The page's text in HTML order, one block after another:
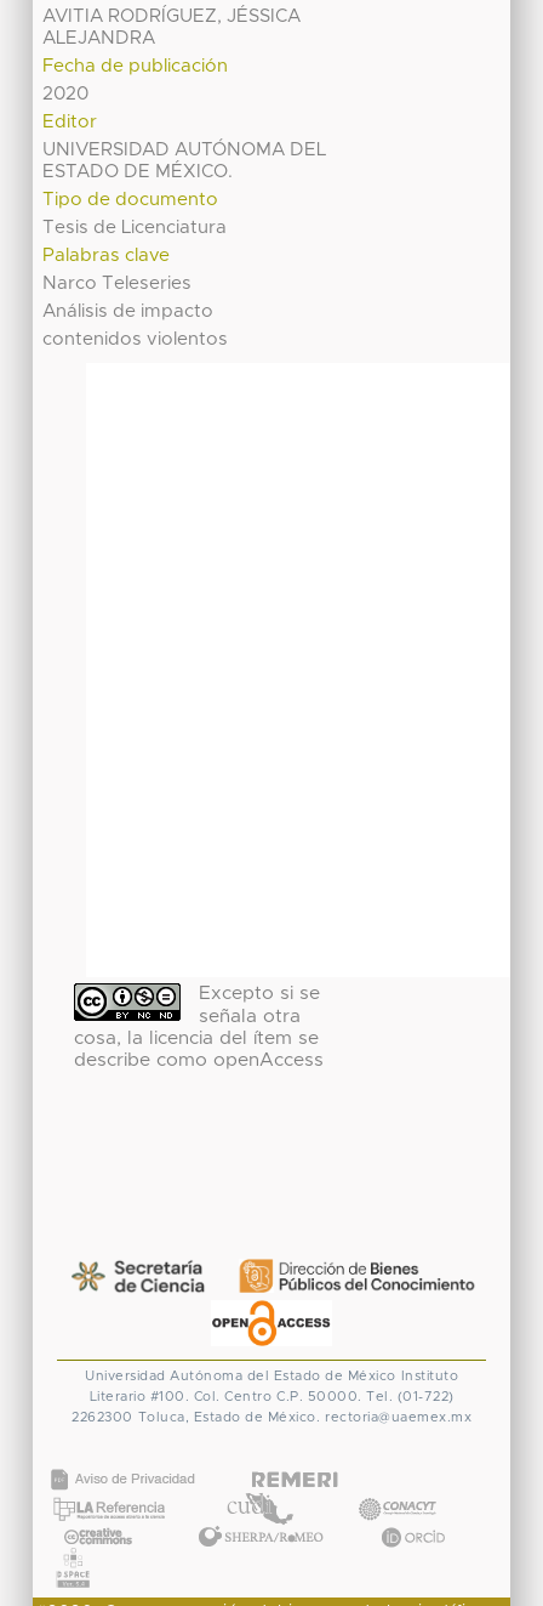
AVITIA RODRÍGUEZ, JÉSSICA
ALEJANDRA
Fecha de publicación
2020
Editor
UNIVERSIDAD AUTÓNOMA DEL
ESTADO DE MÉXICO.
Tipo de documento
Tesis de Licenciatura
Palabras clave
Narco Teleseries
Análisis de impacto
contenidos violentos
Excepto si se
señala otra
cosa, la licencia del ítem se
describe como openAccess
Universidad Autónoma del Estado de México
Instituto
Literario #100. Col. Centro C.P. 50000. Tel. (01-722)
2262300 Toluca, Estado de México. rectoria@uaemex.mx